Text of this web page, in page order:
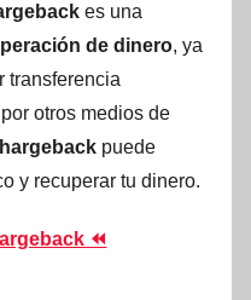
es una
de dinero, ya
transferencia
otros medios de
puede
y recuperar tu dinero.
⏪